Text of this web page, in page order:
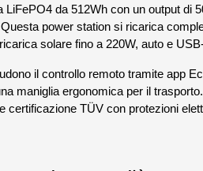
LiFePO4 da 512Wh con un output di
power station si ricarica
solare fino a 220W, auto e
il controllo remoto tramite app
maniglia ergonomica per il
certificazione TÜV con protezioni